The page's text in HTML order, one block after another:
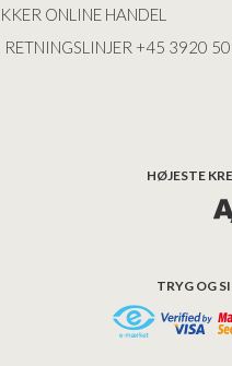
ONLINE HANDEL
+45 3920
HØJESTE
TRYG OG